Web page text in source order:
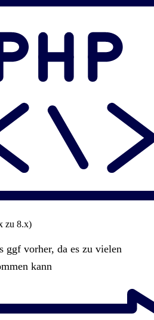
zu 8.x)
ggf vorher, da es zu vielen
kann